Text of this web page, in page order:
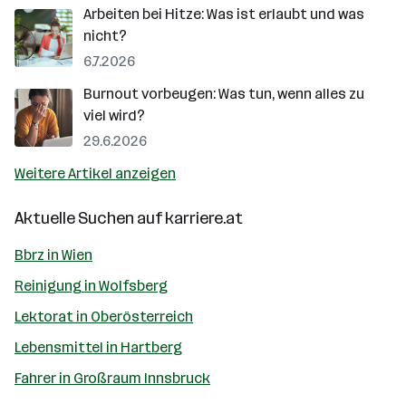
Arbeiten bei Hitze: Was ist erlaubt und was
nicht?
6.7.2026
Burnout vorbeugen: Was tun, wenn alles zu
viel wird?
29.6.2026
Weitere Artikel anzeigen
Aktuelle Suchen aufkarriere.at
Bbrz in Wien
Reinigung in Wolfsberg
Lektorat in Oberösterreich
Lebensmittel in Hartberg
Fahrer in Großraum Innsbruck